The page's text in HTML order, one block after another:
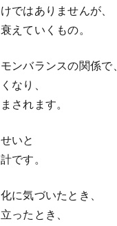
ではありませんが、
えていくもの。
ンバランスの関係で、
なり、
されます。
いと
です。
に気づいたとき、
ったとき、